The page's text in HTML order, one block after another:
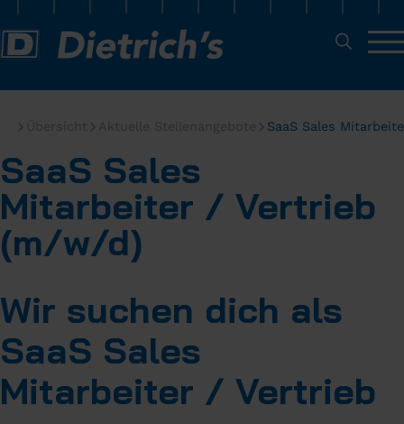
SaaS Sales
SaaS Sales
Mitarbeiter / Vertrieb
(m/w/d)
Wir suchen dich als
SaaS Sales
Mitarbeiter / Vertrieb